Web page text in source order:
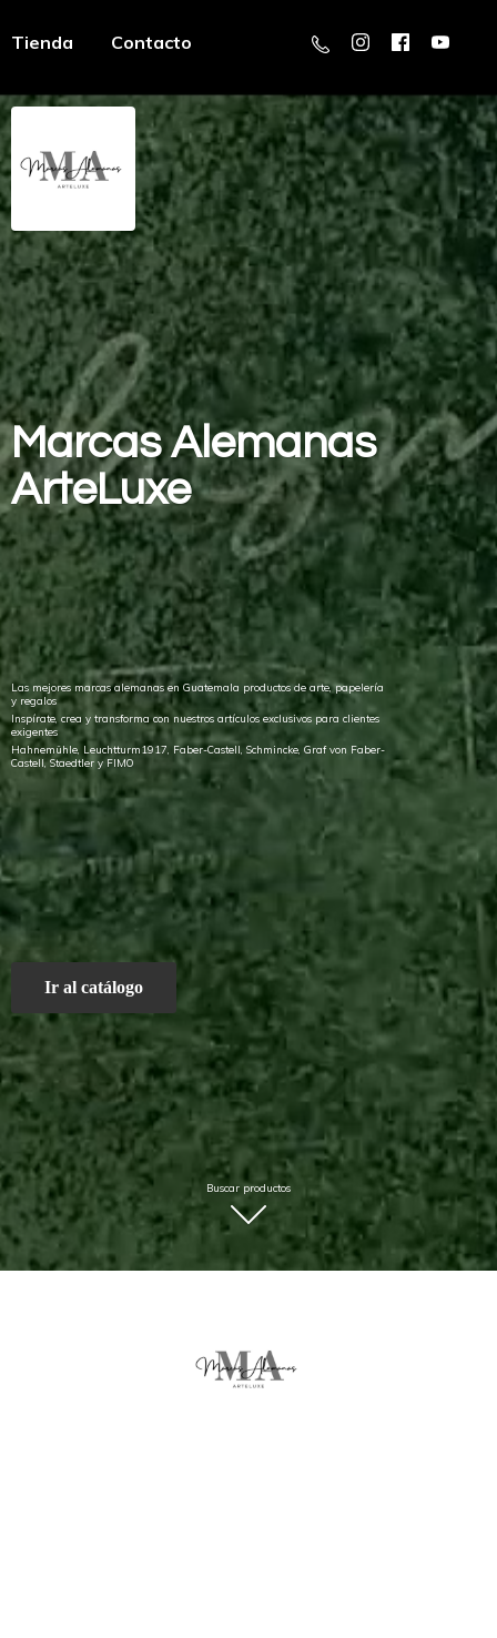
Tienda Contacto
MarcasAlemanas
ArteLuxe
Las mejores marcas alemanas en Guatemala productos de arte, papelería
y regalos
Inspírate, crea y transforma con nuestros artículos exclusivos para clientes
exigentes
Hahnemühle, Leuchtturm1917, Faber-Castell, Schmincke, Graf von Faber-
Castell, Staedtler y FIMO
Ir al catálogo
Buscar productos